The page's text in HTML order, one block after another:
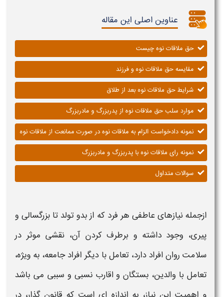
عناوین اصلی این مقاله
حق ملاقات نوه چیست
مقایسه حق ملاقات نوه و فرزند
شرایط حق ملاقات نوه بعد از طلاق
موارد سلب حق ملاقات نوه از پدربزرگ و مادربزرگ
نمونه دادخواست الزام به ملاقات نوه در صورت ممانعت از ملاقات نوه
نمونه رای ملاقات نوه با پدربزرگ و مادربزرگ
سوالات متداول
ازجمله نیازهای عاطفی هر فرد که از بدو تولد تا بزرگسالی و
پیری، وجود داشته و برطرف کردن آن، نقشی موثر در
سلامت روان افراد دارد، تعامل با دیگر افراد جامعه، به ویژه،
تعامل با والدین، بستگان و اقارب نسبی و سببی می باشد